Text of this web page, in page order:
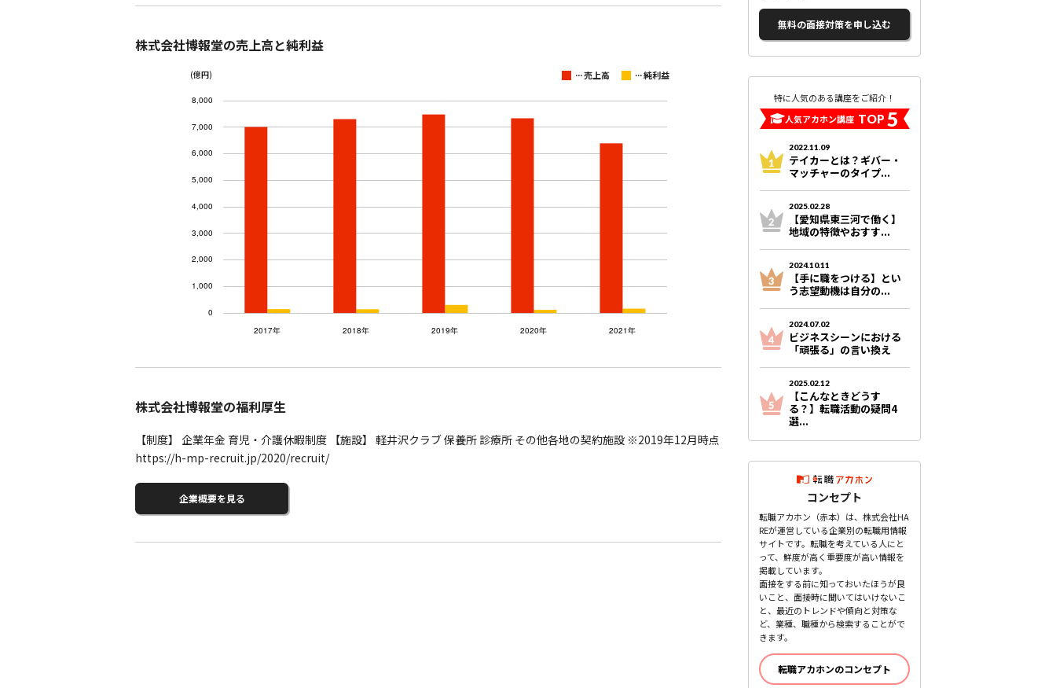
株式会社博報堂の売上高と純利益
(億円) ...売上高 ...純利益
株式会社博報堂の福利厚生
【制度】 企業年金 育児・介護休暇制度 【施設】 軽井沢クラブ 保養所 診療所 その他各地の契約施設 ※2019年12月時点
https://h-mp-recruit.jp/2020/recruit/
企業概要を見る
無料の面接対策を申し込む
特に人気のある講座をご紹介！
人気アカホン講座 TOP 5
2022.11.09
テイカーとは？ギバー・
マッチャーのタイプ...
2025.02.28
【愛知県東三河で働く】
地域の特徴やおすす...
2024.10.11
【手に職をつける】とい
う志望動機は自分の...
2024.07.02
ビジネスシーンにおける
「頑張る」の言い換え
2025.02.12
【こんなときどうす
る？】転職活動の疑問4
選...
コンセプト
転職アカホン（赤本）は、株式会社HA
REが運営している企業別の転職用情報
サイトです。転職を考えている人にと
って、鮮度が高く重要度が高い情報を
掲載しています。
面接をする前に知っておいたほうが良
いこと、面接時に聞いてはいけないこ
と、最近のトレンドや傾向と対策な
ど、業種、職種から検索することがで
きます。
転職アカホンのコンセプト